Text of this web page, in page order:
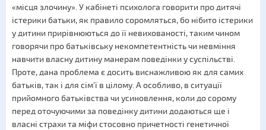
«місця злочину». У кабінеті психолога говорити про дитячі
істерики батьки, як правило соромляться, бо нібито істерики
у дитини прирівнюються до її невихованості, таким чином
говорячи про батьківську некомпетентність чи невміння
навчити власну дитину манерам поведінки у суспільстві.
Проте, дана проблема є досить виснажливою як для самих
батьків, так і для сім’ї в цілому. А особливо, в ситуації
прийомного батьківства чи усиновлення, коли до сорому
перед оточуючими за поведінку дитини додаються ще і
власні страхи та міфи стосовно причетності генетичної